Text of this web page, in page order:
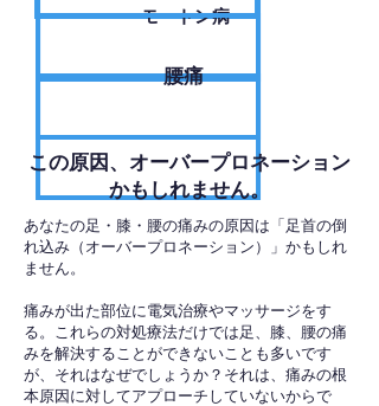
モートン病
腰痛
​この原因、オーバープロネーション
かもしれません。
あなたの足・膝・腰の痛みの原因は「足首の倒
れ込み（オーバープロネーション）」かもしれ
ません。
痛みが出た部位に電気治療やマッサージをす
る。これらの対処療法だけでは足、膝、腰の痛
みを解決することができないことも多いです
が、それはなぜでしょうか？それは、痛みの根
本原因に対してアプローチしていないからで